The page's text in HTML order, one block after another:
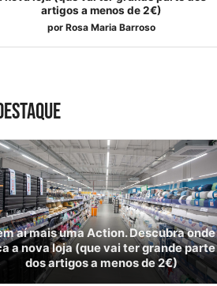
artigos a menos de 2€)
por Rosa Maria Barroso
aí mais uma Action. Descubra onde
a nova loja (que vai ter grande parte
dos artigos a menos de 2€)